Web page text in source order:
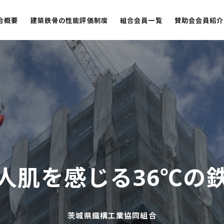
概要 建築鉄骨の性能評価制度 組合会員一覧 賛助会会員紹介
肌を感じる36℃の
茨城県鐵構工業協同組合